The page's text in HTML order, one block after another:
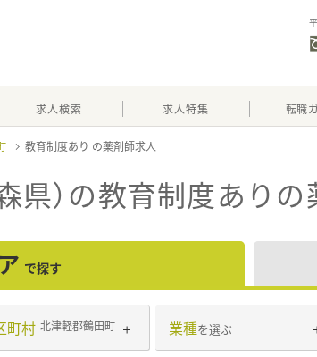
求人検索 求人特集 転職
教育制度あり
県）の教育制度あり の
で探す
町村 北津軽郡鶴田町 業種を選ぶ